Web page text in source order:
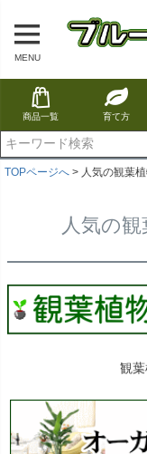
MENU
商品一覧 育て方
TOPページへ 人気の観葉
人気の
観葉